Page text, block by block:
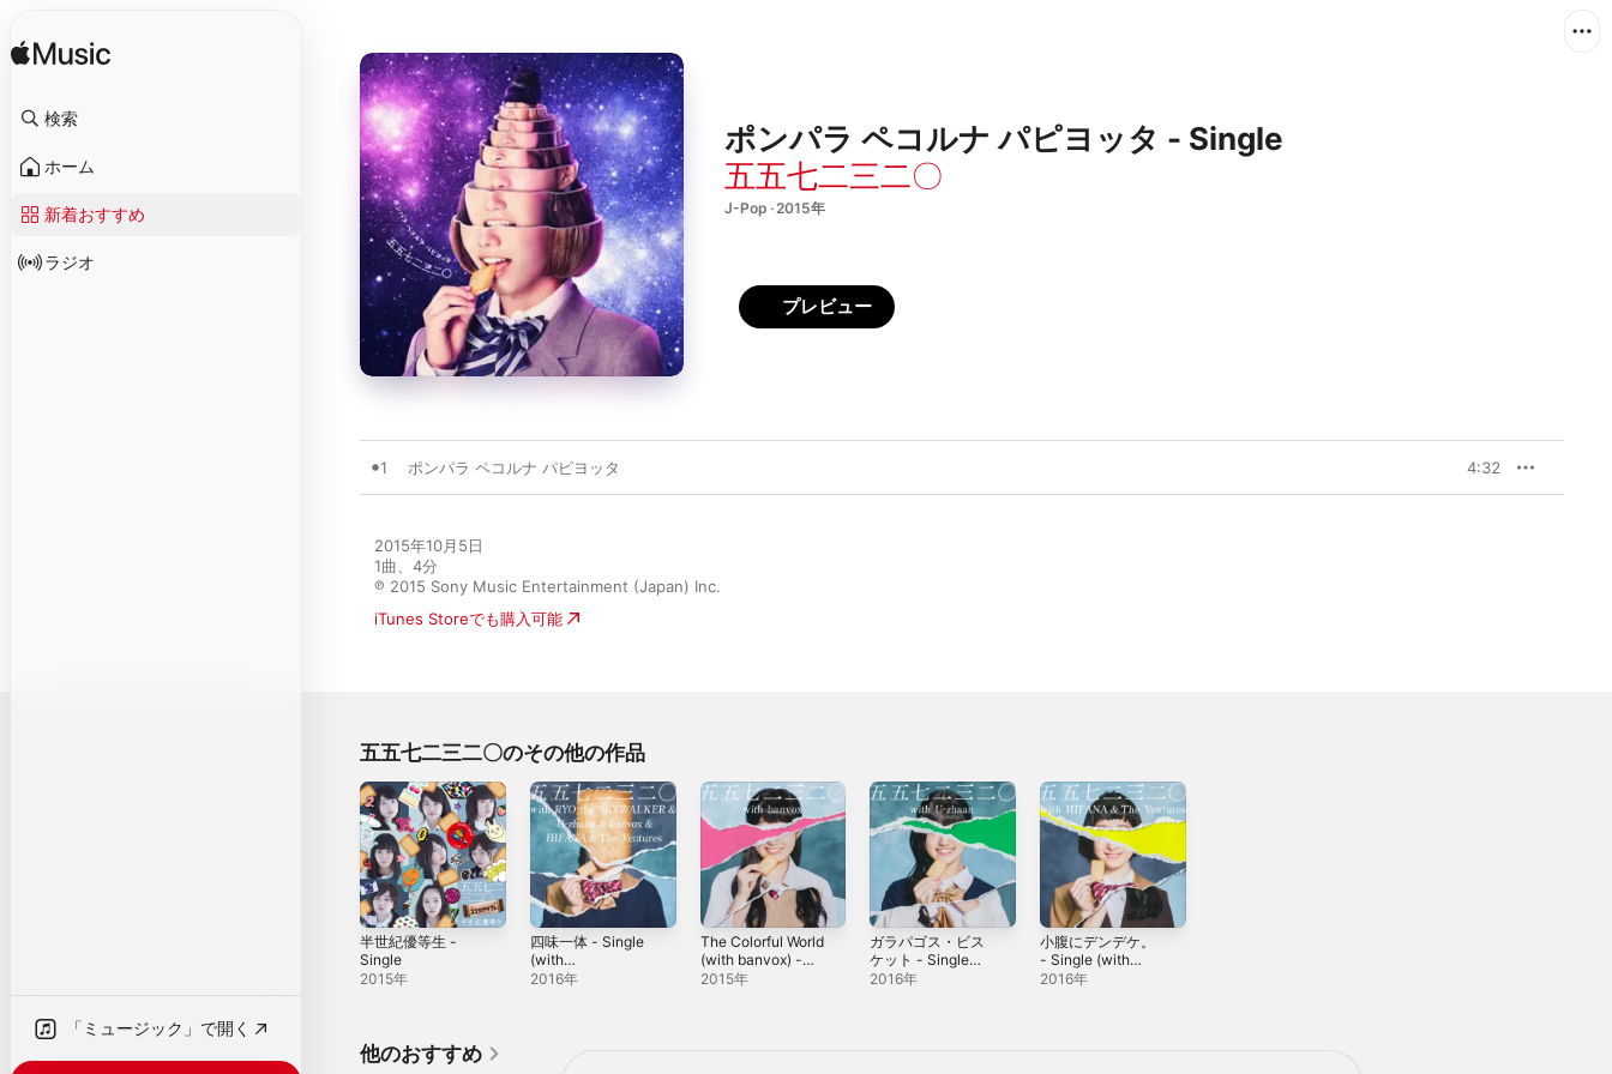
検索
ホーム
新着おすすめ
ラジオ
「ミュージック」で開く
ポンパラ ペコルナ パピヨッタ - Single
五五七二三二〇
J-Pop · 2015年
プレビュー
1 ポンパラ ペコルナ パピヨッタ 4:32
2015年10月5日
1曲、4分
℗ 2015 Sony Music Entertainment (Japan) Inc.
iTunes Storeでも購入可能
五五七二三二〇のその他の作品
半世紀優等生 -
Single
2015年
四味一体 - Single
(with
RYOtheSKYWALK
2016年
The Colorful World
(with banvox) -
Single
2015年
ガラパゴス・ビス
ケット - Single
(with U-zhaan) -
2016年
小腹にデンデケ。
- Single (with
HIFANA &
2016年
他のおすすめ